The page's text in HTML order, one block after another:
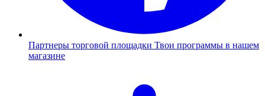
Партнеры торговой площадки Твои программы в нашем
магазине